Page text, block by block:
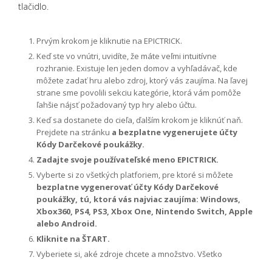
tlačidlo.
Prvým krokom je kliknutie na EPICTRICK.
Keď ste vo vnútri, uvidíte, že máte veľmi intuitívne
rozhranie. Existuje len jeden domov a vyhľadávač, kde
môžete zadať hru alebo zdroj, ktorý vás zaujíma. Na ľavej
strane sme povolili sekciu kategórie, ktorá vám pomôže
ľahšie nájsť požadovaný typ hry alebo účtu.
Keď sa dostanete do cieľa, ďalším krokom je kliknúť naň.
Prejdete na stránku a bezplatne vygenerujete účty
Kódy Darčekové poukážky.
Zadajte svoje používateľské meno EPICTRICK.
Vyberte si zo všetkých platforiem, pre ktoré si môžete
bezplatne vygenerovať účty Kódy Darčekové
poukážky, tú, ktorá vás najviac zaujíma: Windows,
Xbox360, PS4, PS3, Xbox One, Nintendo Switch, Apple
alebo Android.
Kliknite na ŠTART.
Vyberiete si, aké zdroje chcete a množstvo. Všetko